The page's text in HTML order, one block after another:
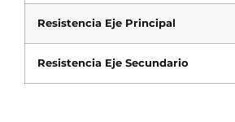
Resistencia Eje Principal
Resistencia Eje Secundario